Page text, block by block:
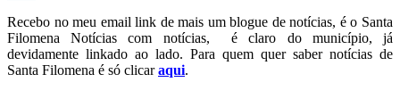
Telegram
Recebo no meu email link de mais um blogue de notícias, é o Santa
Filomena Notícias com notícias, é claro do município, já
devidamente linkado ao lado. Para quem quer saber notícias de
Santa Filomena é só clicaraqui.